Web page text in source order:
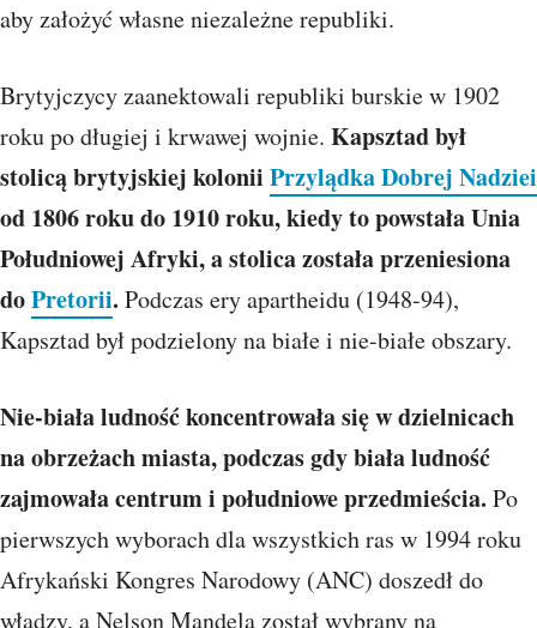
aby założyć własne niezależne republiki.
Brytyjczycy zaanektowali republiki burskie w 1902
roku po długiej i krwawej wojnie. Kapsztad był
stolicą brytyjskiej kolonii Przylądka Dobrej Nadziei
od 1806 roku do 1910 roku, kiedy to powstała Unia
Południowej Afryki, a stolica została przeniesiona
doPretorii. Podczas ery apartheidu (1948-94),
Kapsztad był podzielony na białe i nie-białe obszary.
Nie-biała ludność koncentrowała się w dzielnicach
na obrzeżach miasta, podczas gdy biała ludność
zajmowała centrum i południowe przedmieścia. Po
pierwszych wyborach dla wszystkich ras w 1994 roku
Afrykański Kongres Narodowy (ANC) doszedł do
władzy, a Nelson Mandela został wybrany na